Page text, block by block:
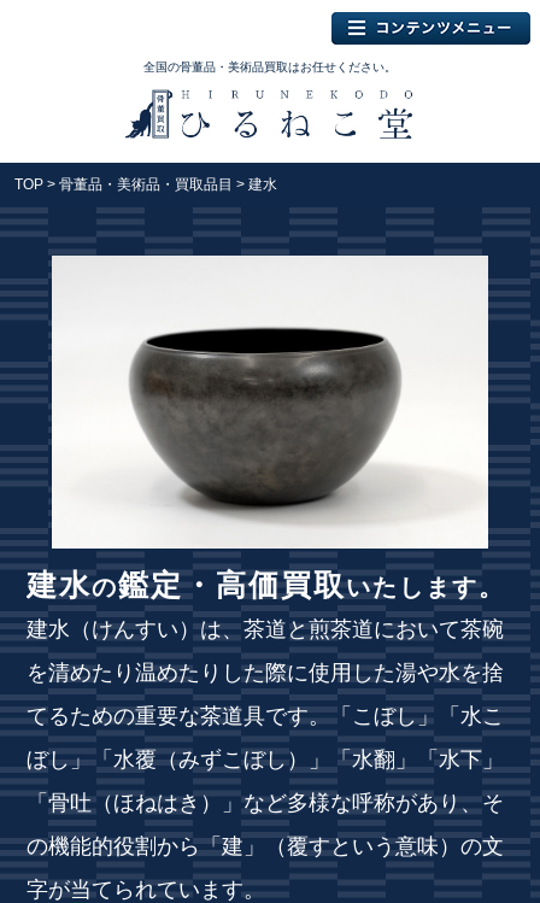
全国の骨董品・美術品買取はお任せください。
TOP > 骨董品・美術品・買取品目 > 建水
建水の鑑定・高価買取いたします。
建水（けんすい）は、茶道と煎茶道において茶碗
を清めたり温めたりした際に使用した湯や水を捨
てるための重要な茶道具です。「こぼし」「水こ
ぼし」「水覆（みずこぼし）」「水翻」「水下」
「骨吐（ほねはき）」など多様な呼称があり、そ
の機能的役割から「建」（覆すという意味）の文
字が当てられています。